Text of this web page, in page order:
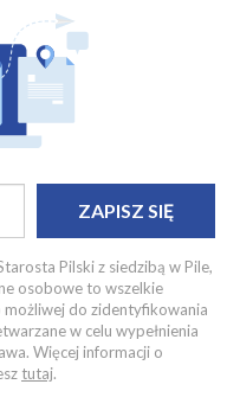
ZAPISZ SIĘ
Pilski z siedzibą w Pile,
osobowe to wszelkie
do zidentyfikowania
w celu wypełnienia
Więcej informacji o
tutaj.